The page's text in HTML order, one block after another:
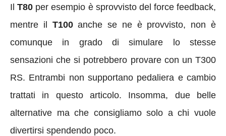
IlT80 per esempio è sprovvisto del force feedback,
mentre il T100anche se ne è provvisto, non è
comunque in grado di simulare lo stesse
sensazioni che si potrebbero provare con un T300
RS. Entrambi non supportano pedaliera e cambio
trattati in questo articolo. Insomma, due belle
alternative ma che consigliamo solo a chi vuole
divertirsi spendendo poco.